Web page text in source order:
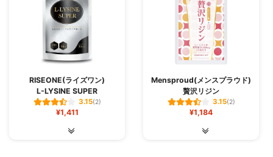
RISEONE(ライズワン)
L-LYSINE SUPER
3.15(2)
¥1,411
Mensproud(メンスプラウド)
贅沢リジン
3.15(2)
¥1,184